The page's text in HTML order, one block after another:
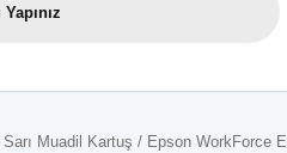
Muadil Kartuş / Epson WorkForce